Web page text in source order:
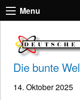
Menu
Die bunte
14. Oktober 2025